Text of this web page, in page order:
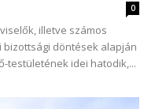
0
illetve számos
döntések alapján
testületének idei hatodik,...